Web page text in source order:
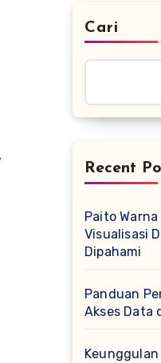
Cari
Recent
Paito
Visualisasi
Dipahami
Panduan
Akses Data